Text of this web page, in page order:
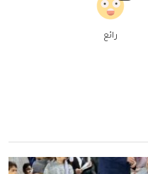
رائع